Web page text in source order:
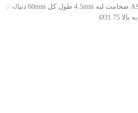
مشکی TiN برند : ASTPOWER ضخامت لبه 4.5mm طول کل 60mm دنباله تا